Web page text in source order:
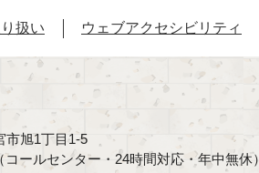
扱い ウェブアクセシビリティ
旭1丁目1-5
ールセンター・24時間対応・年中無休）